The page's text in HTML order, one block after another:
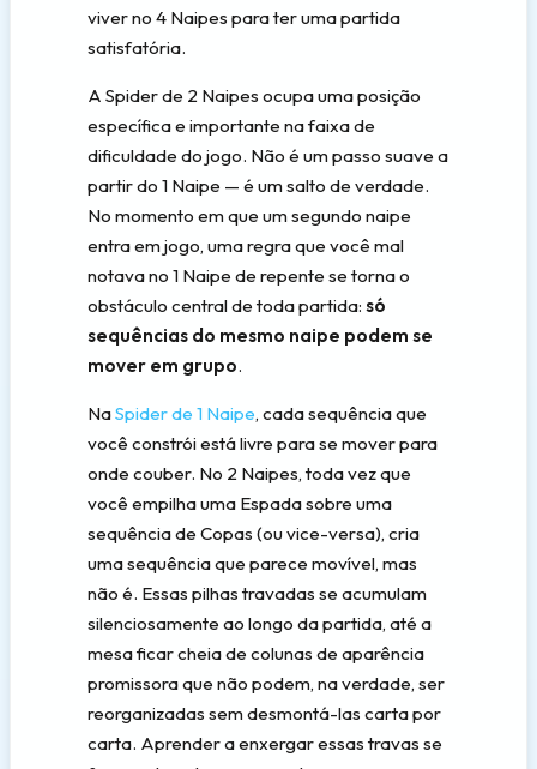
viver no 4 Naipes para ter uma partida
satisfatória.
A Spider de 2 Naipes ocupa uma posição
específica e importante na faixa de
dificuldade do jogo. Não é um passo suave a
partir do 1 Naipe — é um salto de verdade.
No momento em que um segundo naipe
entra em jogo, uma regra que você mal
notava no 1 Naipe de repente se torna o
obstáculo central de toda partida: só
sequências do mesmo naipe podem se
mover em grupo.
NaSpider de 1 Naipe, cada sequência que
você constrói está livre para se mover para
onde couber. No 2 Naipes, toda vez que
você empilha uma Espada sobre uma
sequência de Copas (ou vice-versa), cria
uma sequência que parece movível, mas
não é. Essas pilhas travadas se acumulam
silenciosamente ao longo da partida, até a
mesa ficar cheia de colunas de aparência
promissora que não podem, na verdade, ser
reorganizadas sem desmontá-las carta por
carta. Aprender a enxergar essas travas se